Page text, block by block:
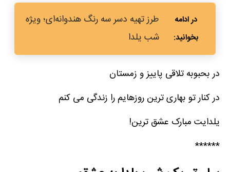
طرز تهیه دسر سه رنگ هندوانه‌ای؛ ویژه
شب یلدا
در بحبوبه تلاقی پاییز و زمستان
در کنار تو بهاری ترین روزهایم را زندگی می کنم
یلدایت مبارک عشق ترین!
******